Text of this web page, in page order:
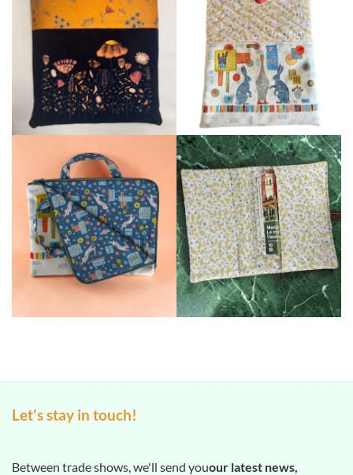
Let's stay in touch!
Between trade shows, we'll send youour latest news,